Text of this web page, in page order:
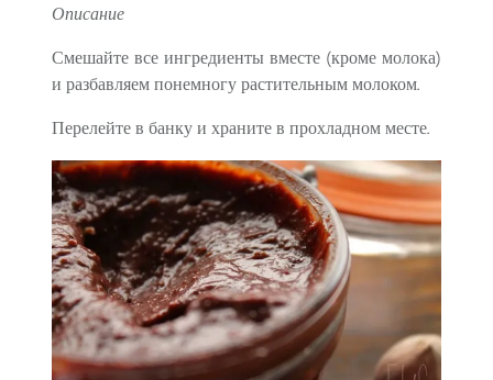
Описание
Смешайте все ингредиенты вместе (кроме молока)
и разбавляем понемногу растительным молоком.
Перелейте в банку и храните в прохладном месте.